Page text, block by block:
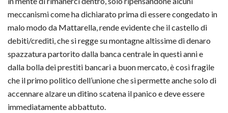
meccanismi come ha dichiarato prima di essere congedato in
malo modo da Mattarella, rende evidente che il castello di
debiti/crediti, che si regge su montagne altissime di denaro
spazzatura partorito dalla banca centrale in questi anni e
dalla bolla dei prestiti bancari a buon mercato, è così fragile
che il primo politico dell’unione che si permette anche solo di
accennare alzare un ditino scatena il panico e deve essere
immediatamente abbattuto.